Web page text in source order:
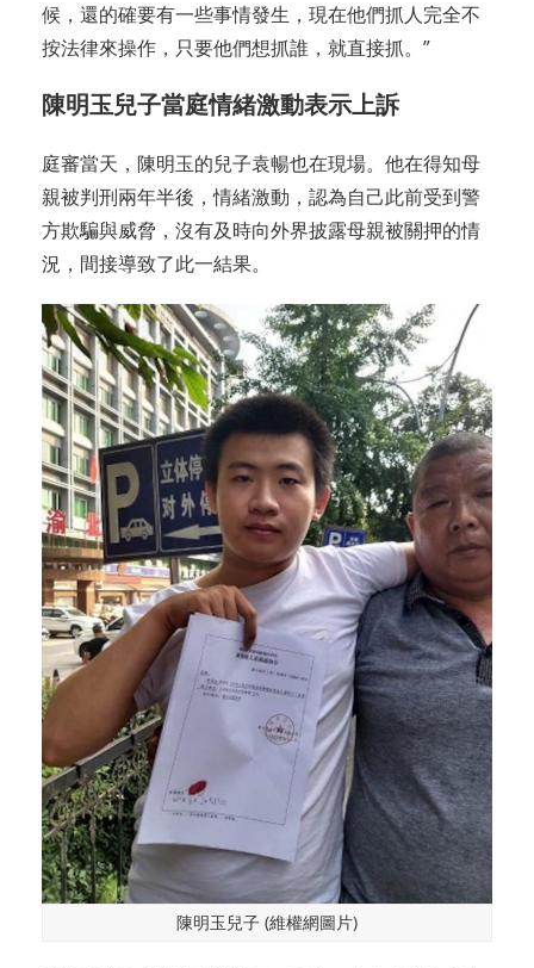
候，還的確要有一些事情發生，現在他們抓人完全不
按法律來操作，只要他們想抓誰，就直接抓。”
陳明玉兒子當庭情緒激動表示上訴
庭審當天，陳明玉的兒子袁暢也在現場。他在得知母
親被判刑兩年半後，情緒激動，認為自己此前受到警
方欺騙與威脅，沒有及時向外界披露母親被關押的情
況，間接導致了此一結果。
陳明玉兒子 (維權網圖片)